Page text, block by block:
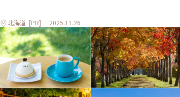
北海道 [PR] 2025.11.26